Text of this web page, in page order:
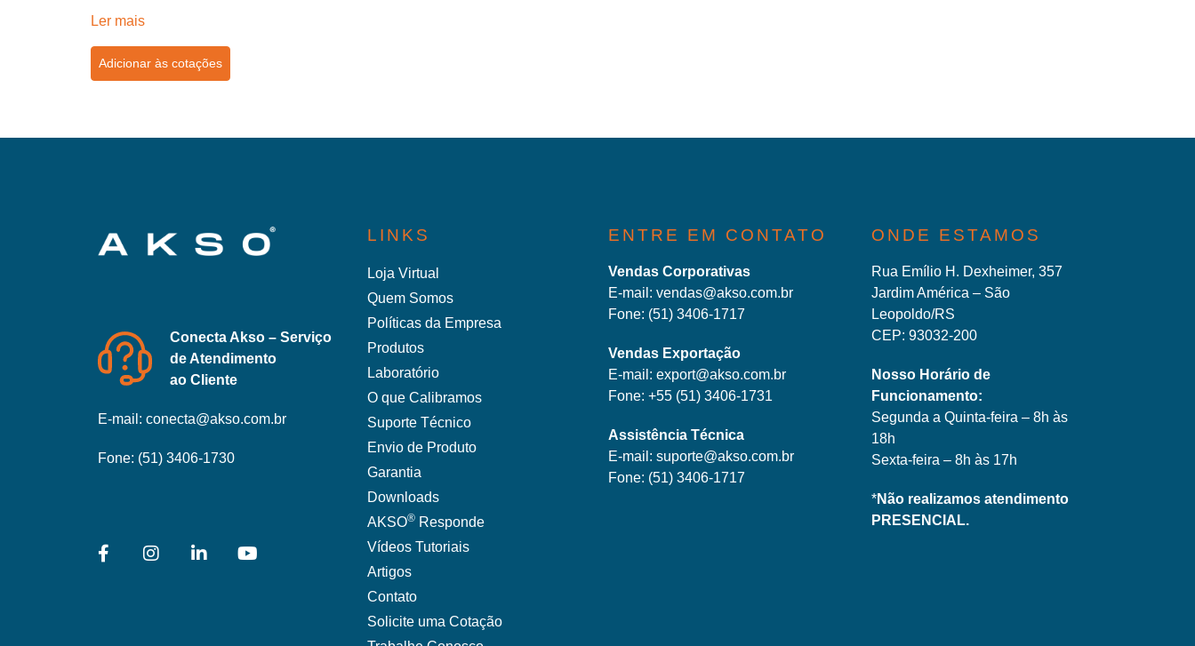
Ler mais
Adicionar às cotações
Conecta Akso – Serviço
de Atendimento
ao Cliente
E-mail: conecta@akso.com.br
Fone: (51) 3406-1730
LINKS
Loja Virtual
Quem Somos
Políticas da Empresa
Produtos
Laboratório
O que Calibramos
Suporte Técnico
Envio de Produto
Garantia
Downloads
AKSO® Responde
Vídeos Tutoriais
Artigos
Contato
Solicite uma Cotação
ENTRE EM CONTATO
Vendas Corporativas
E-mail:vendas@akso.com.br
Fone: (51) 3406-1717
Vendas Exportação
E-mail:export@akso.com.br
Fone:+55 (51) 3406-1731
Assistência Técnica
E-mail:suporte@akso.com.br
Fone: (51) 3406-1717
ONDE ESTAMOS
Rua Emílio H. Dexheimer, 357
Jardim América – São
Leopoldo/RS
CEP: 93032-200
Nosso Horário de
Funcionamento:
Segunda a Quinta-feira – 8h às
18h
Sexta-feira – 8h às 17h
*Não realizamos atendimento
PRESENCIAL.